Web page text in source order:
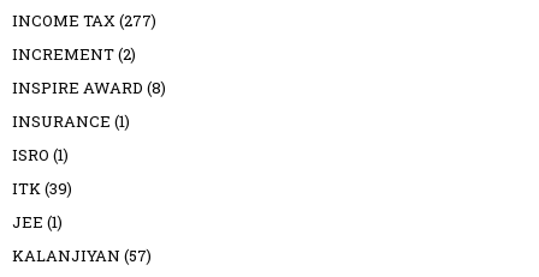
INCOME TAX(277)
INCREMENT(2)
INSPIRE AWARD (8)
INSURANCE (1)
ISRO (1)
ITK(39)
JEE (1)
KALANJIYAN (57)